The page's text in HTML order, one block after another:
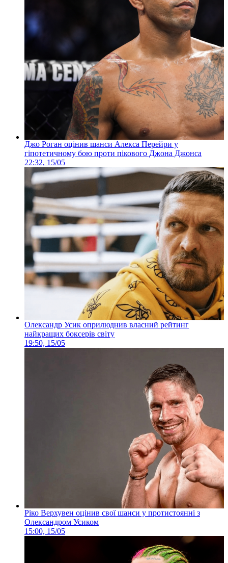
Джо Роган оцінив шанси Алекса Перейри у
гіпотетичному бою проти пікового Джона Джонса
22:32, 15/05
Олександр Усик оприлюднив власний рейтинг
найкращих боксерів світу
19:50, 15/05
Ріко Верхувен оцінив свої шанси у протистоянні з
Олександром Усиком
15:00, 15/05